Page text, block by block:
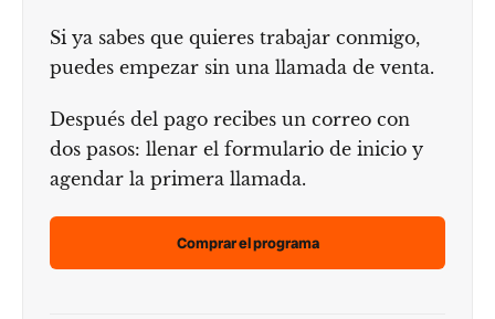
Si ya sabes que quieres trabajar conmigo,
puedes empezar sin una llamada de venta.
Después del pago recibes un correo con
dos pasos: llenar el formulario de inicio y
agendar la primera llamada.
Comprar el programa